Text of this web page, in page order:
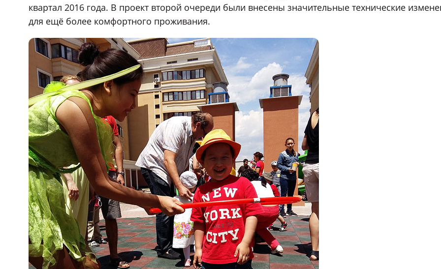
квартал 2016 года. В проект второй очереди были внесены значительные технические
для ещё более комфортного проживания.